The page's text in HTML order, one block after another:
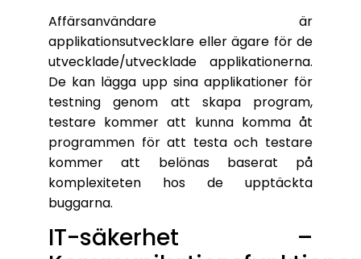
Affärsanvändare är
applikationsutvecklare eller ägare för de
utvecklade/utvecklade applikationerna.
De kan lägga upp sina applikationer för
testning genom att skapa program,
testare kommer att kunna komma åt
programmen för att testa och testare
kommer att belönas baserat på
komplexiteten hos de upptäckta
buggarna.
IT-säkerhet –